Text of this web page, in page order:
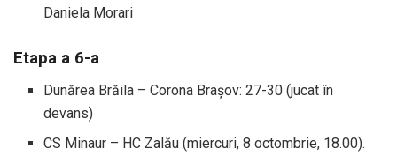
Daniela Morari
Etapa a 6-a
Dunărea Brăila – Corona Brașov: 27-30 (jucat în
devans)
CS Minaur – HC Zalău (miercuri, 8 octombrie, 18.00).